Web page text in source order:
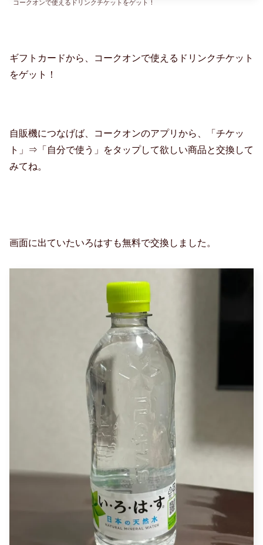
コークオンで使えるドリンクチケットをゲット！
ギフトカードから、コークオンで使えるドリンクチケット
をゲット！
自販機につなげば、コークオンのアプリから、「チケッ
ト」⇒「自分で使う」をタップして欲しい商品と交換して
みてね。
画面に出ていたいろはすも無料で交換しました。